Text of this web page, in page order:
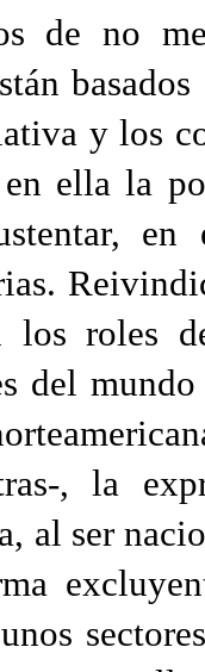
de no
y los
ella la
los roles
del
, la
al ser